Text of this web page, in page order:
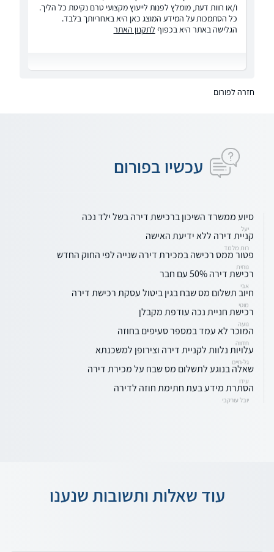
ו/או חוות דעת, מומלץ לפנות לייעוץ מקצועי טרם נקיטת כל הליך.
כל הסתמכות על המידע המוצג כאן היא באחריותך בלבד.
הגלישה באתר היא בכפוף לתקנון האתר
חזרה לפורום
עכשיו בפורום
סיוע ממשרד השיכון ברכישת דירה בשל ילד נכה
יעל
קניית דירה ללא ידיעת האישה
רות מלמד
פטור ממס רכישה במכירת דירה שנייה לפי החוק החדש
נוחית
רכישת דירה 50% עם חבר
אבי
חיוב תשלום מס שבח בגין ביטול עסקת רכישת דירה
מוטי
רכישת חניית נכה עודפת מקבלן
נועה
המוכר לא עמד במספר סעיפים בחוזה
חדווה
עלויות נלוות לקניית דירה וצירופן למשכנתא
גל-חיים
שאלה בנוגע לתשלום מס שבח על מכירת דירה
עידו
הסתרת מידע בעת חתימת חוזה לדירה
יובל עורקבי
עוד שאלות ותשובות שנענו